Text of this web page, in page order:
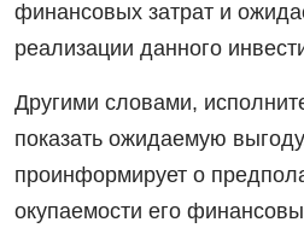
финансовых затрат и
реализации данного
Другими словами,
показать ожидаемую
проинформирует о
окупаемости его